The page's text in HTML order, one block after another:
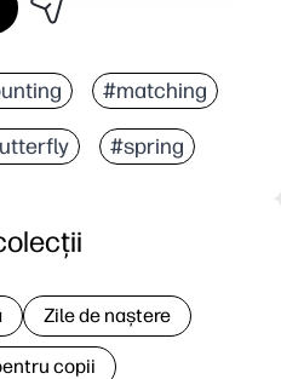
#matching
#spring
Zile de naștere
copii